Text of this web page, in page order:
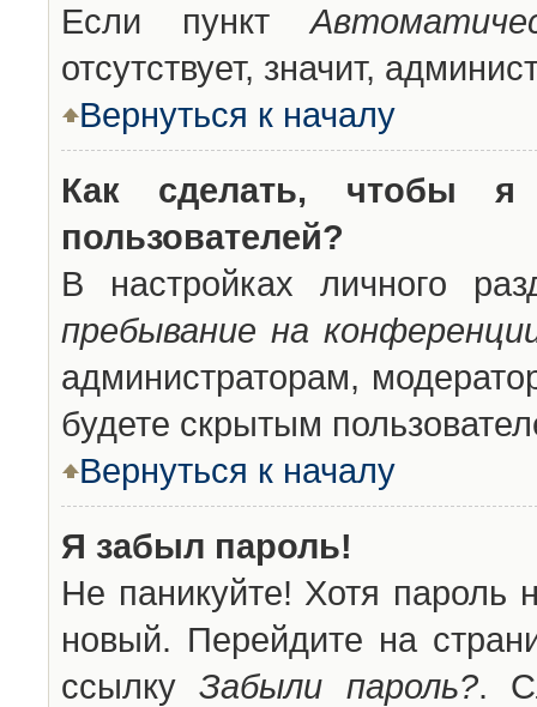
Если пункт
отсутствует, значит,
Вернуться к началу
Как сделать, чтобы
пользователей?
В настройках личного
пребывание на
администраторам,
будете скрытым
Вернуться к началу
Я забыл пароль!
Не паникуйте! Хотя пароль
новый. Перейдите на
ссылкуЗабыли пароль?.